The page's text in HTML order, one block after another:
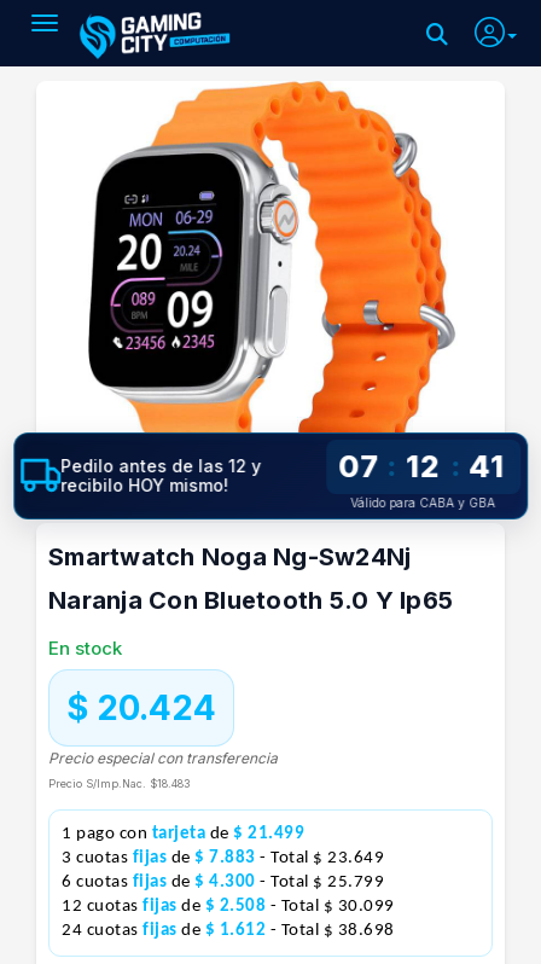
Toggle navigation
Smartwatch Noga Ng-Sw24Nj
Naranja Con Bluetooth 5.0 Y Ip65
En stock
$ 20.424
Precio especial con transferencia
Precio S/Imp.Nac. $18.483
1 pago con tarjeta de $ 21.499
3 cuotas fijas de $ 7.883 - Total $ 23.649
6 cuotas fijas de $ 4.300 - Total $ 25.799
12 cuotas fijas de $ 2.508 - Total $ 30.099
24 cuotas fijas de $ 1.612 - Total $ 38.698
Pedilo antes de las 12 y
recibilo HOY mismo!
07 : 12 : 41
Válido para CABA y GBA